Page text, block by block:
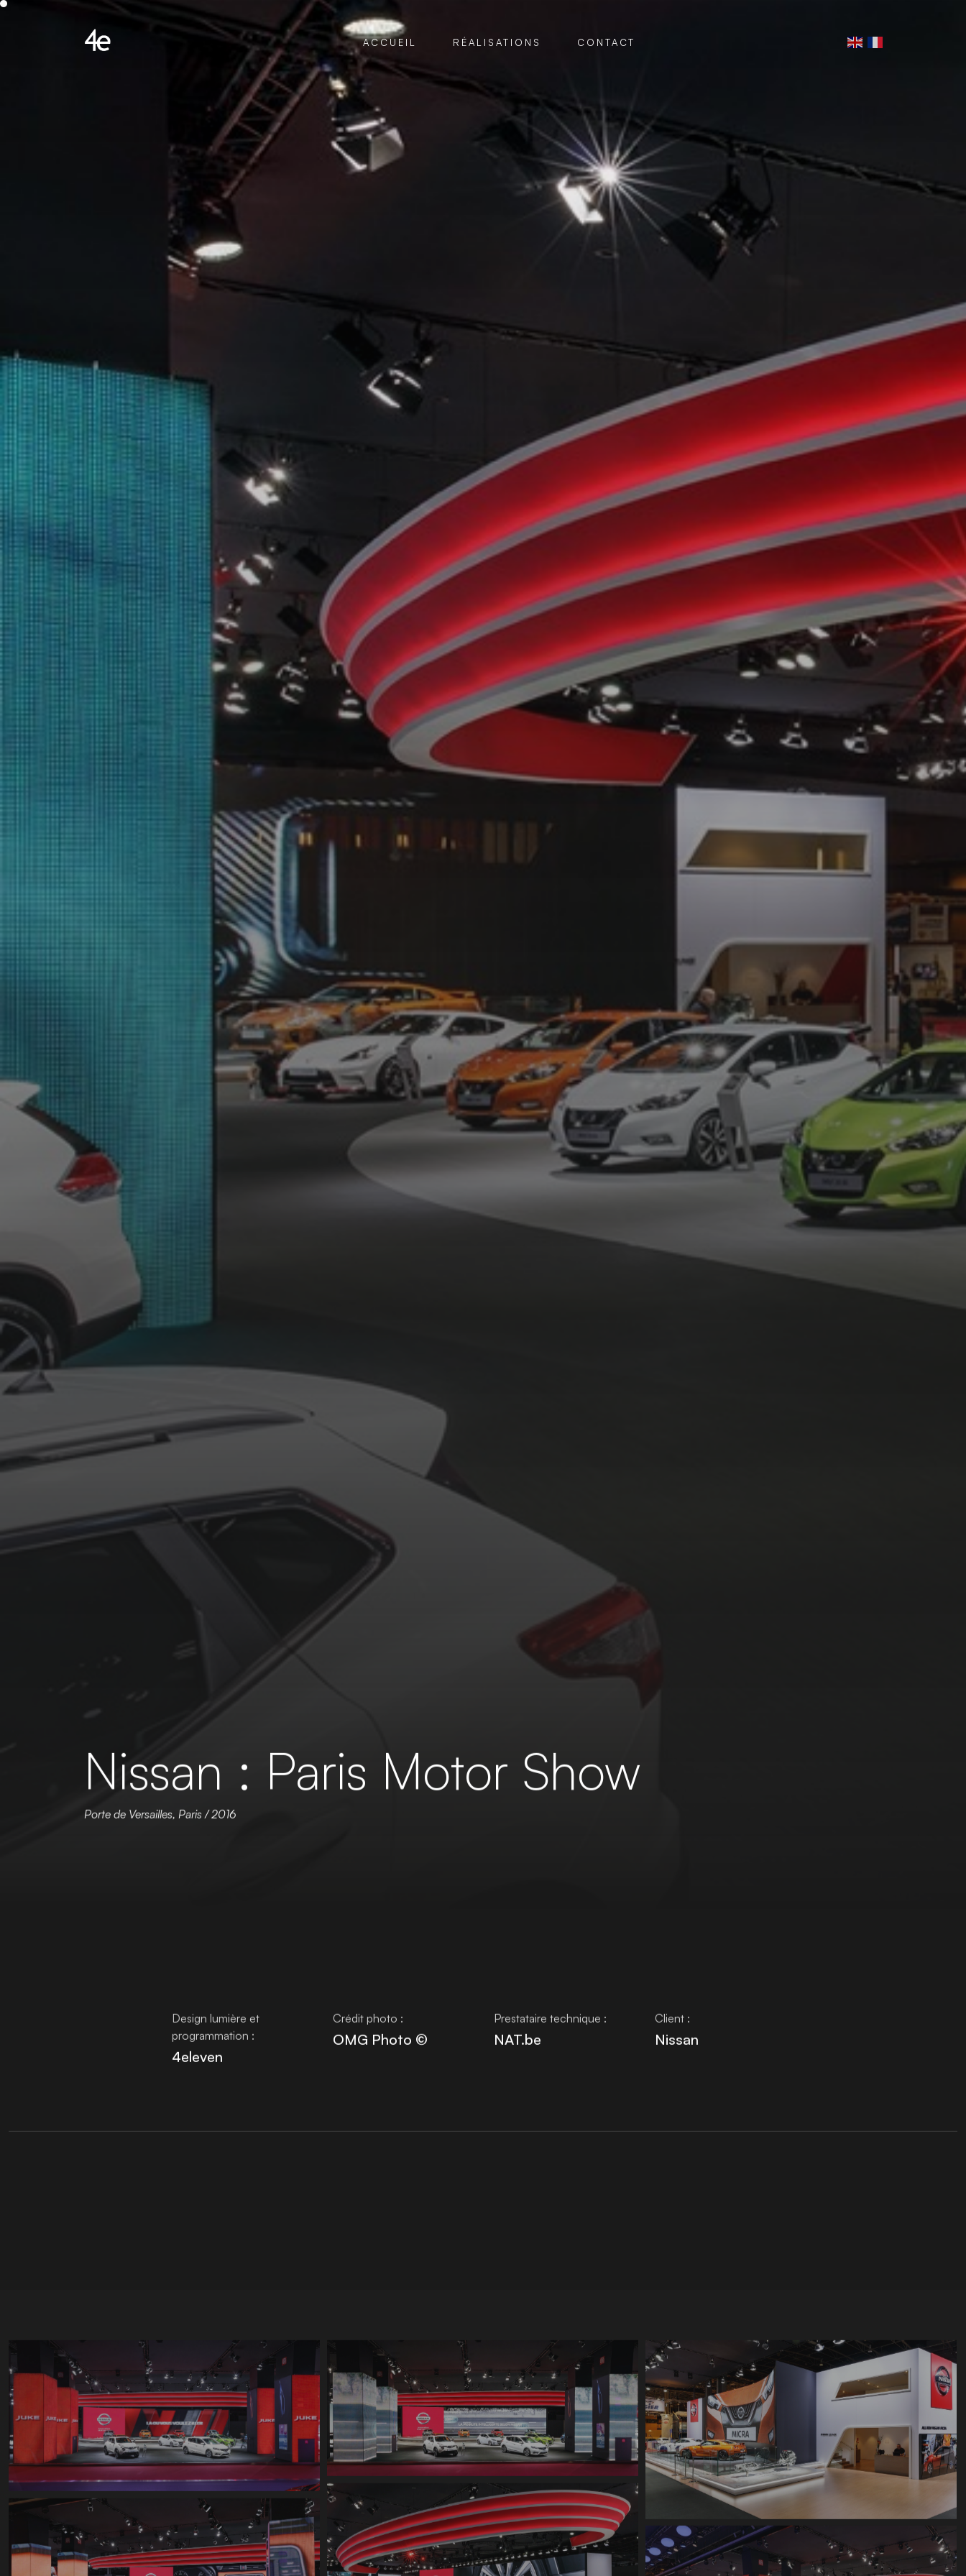
ACCUEIL RÉALISATIONS CONTACT
Nissan : Paris Motor Show
Porte de Versailles, Paris / 2016
Design lumière et
programmation :
4eleven
Crédit photo :
OMG Photo ©
Prestataire technique :
NAT.be
Client :
Nissan